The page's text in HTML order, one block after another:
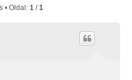
• Oldal: 1 /1